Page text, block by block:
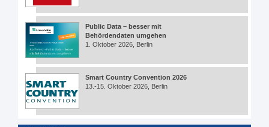
Public Data – besser mit
Behördendaten umgehen
1. Oktober 2026, Berlin
Smart Country Convention 2026
13.-15. Oktober 2026, Berlin